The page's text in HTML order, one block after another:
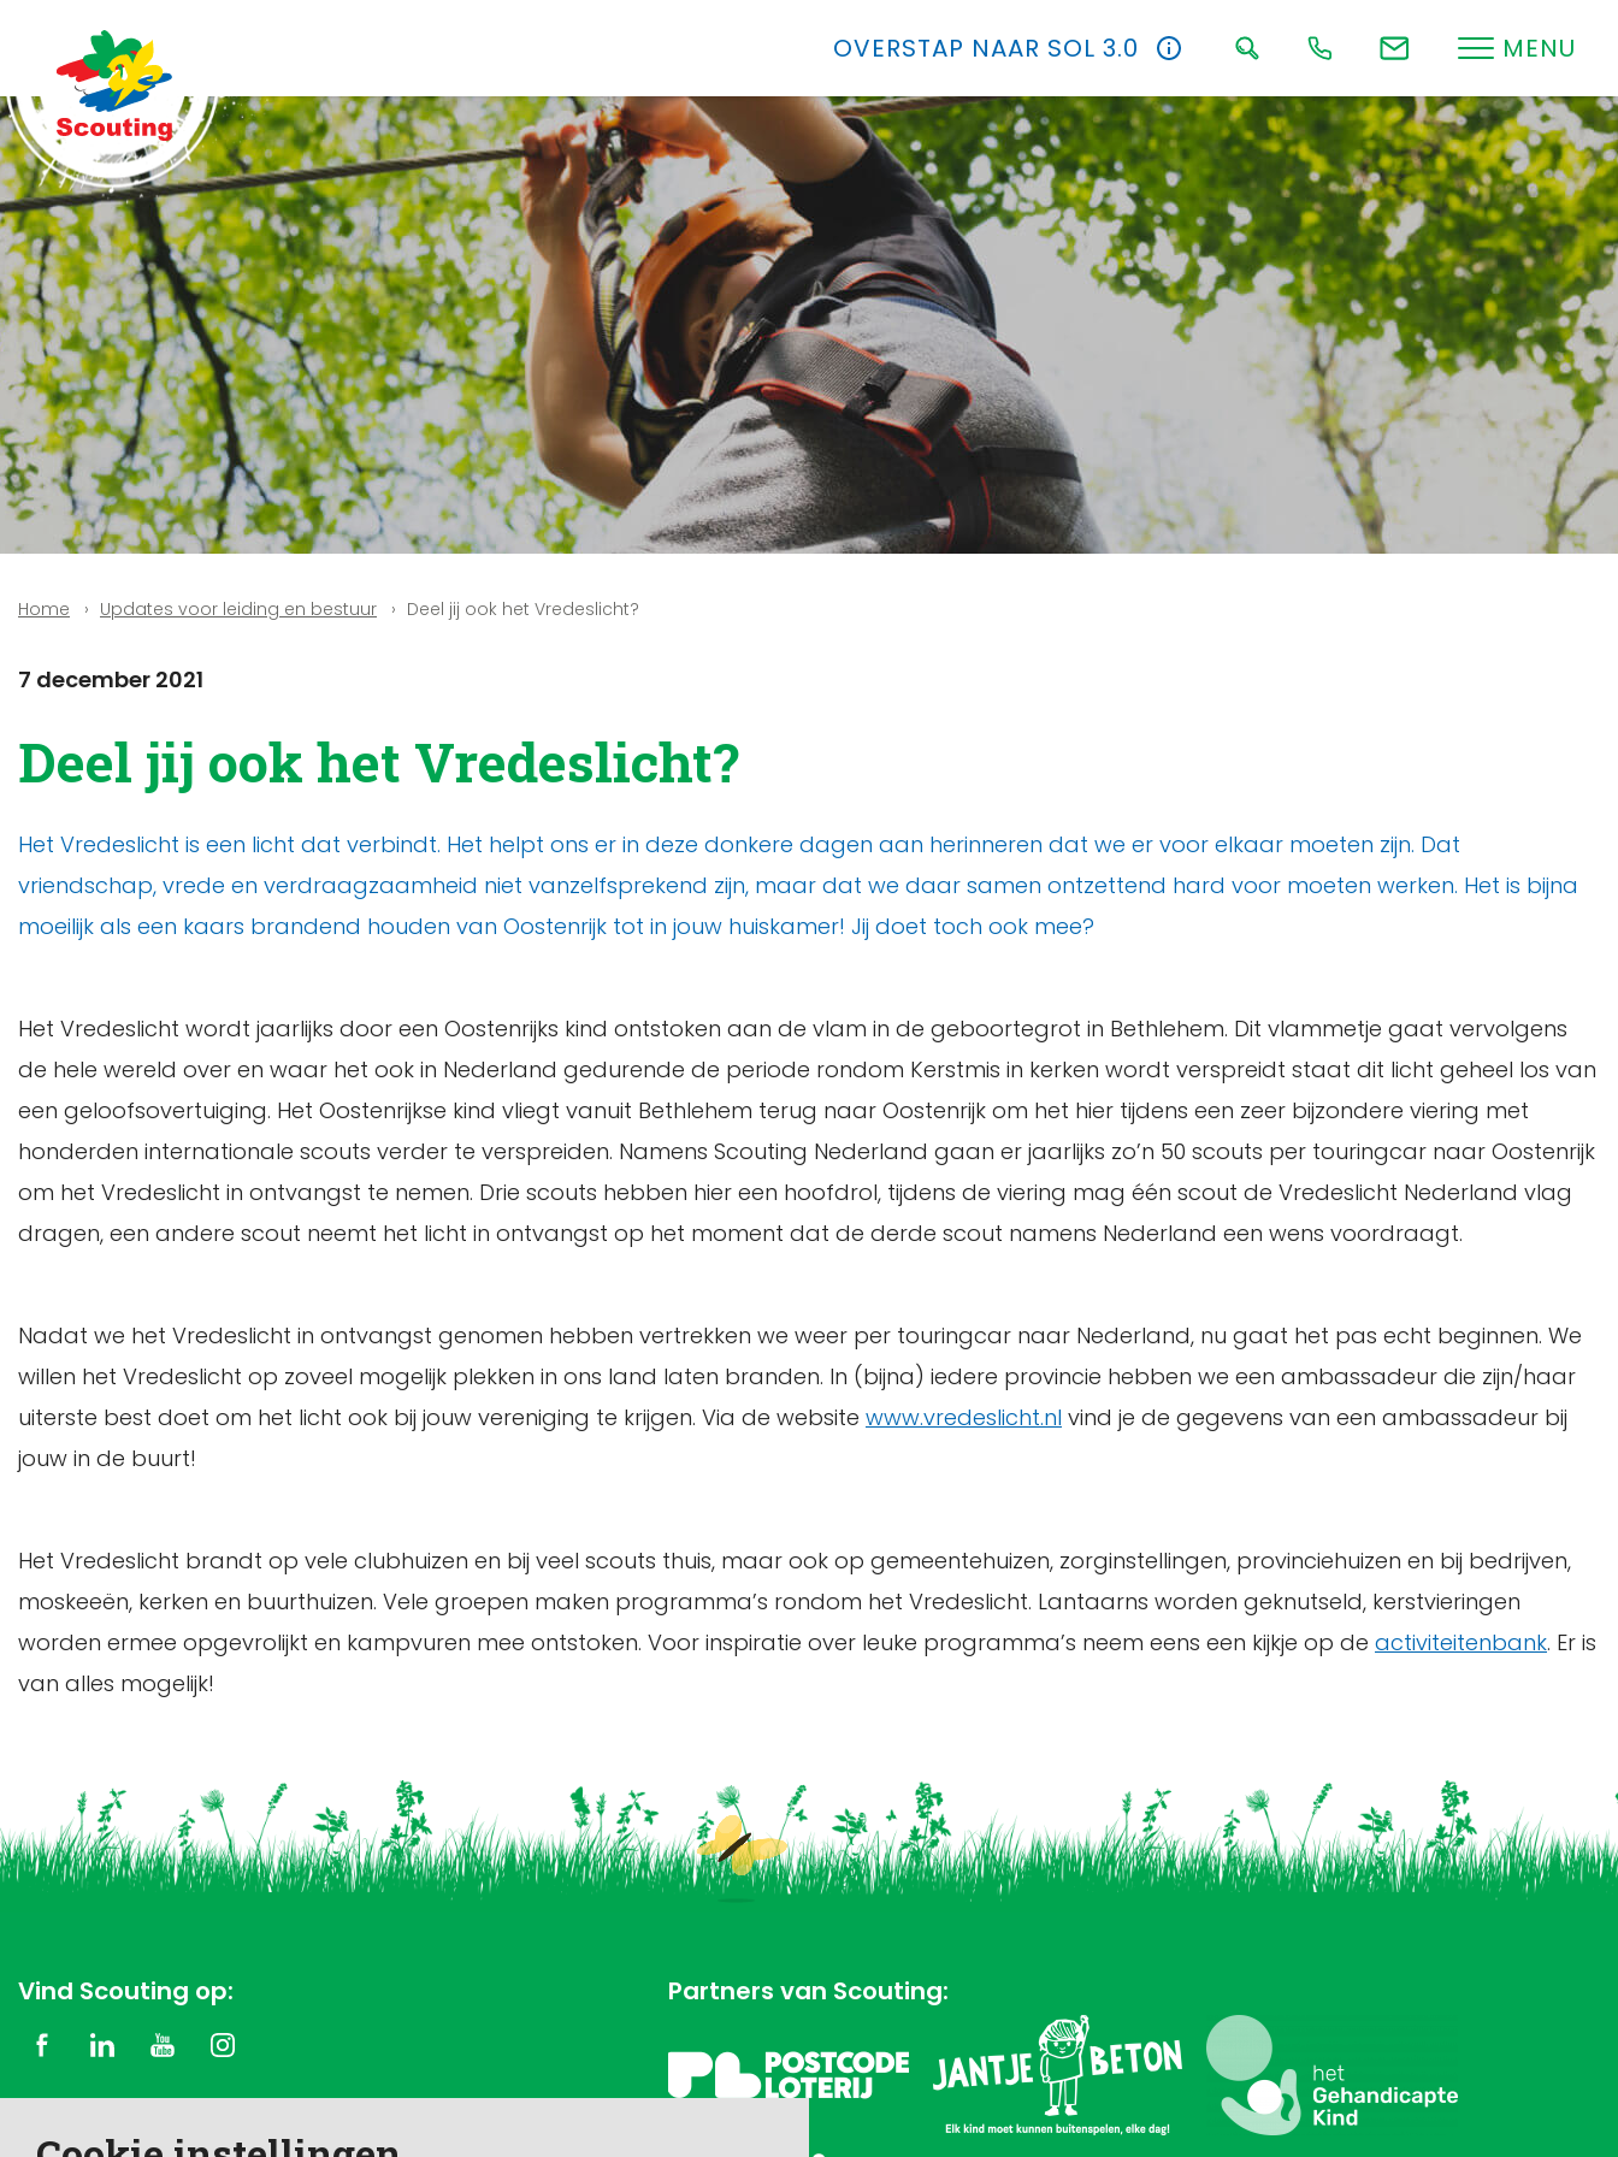
OVERSTAP NAAR SOL 3.0 MENU
Home Updates voor leiding en bestuur Deel jij ook het Vredeslicht?
7 december 2021
Deel jij ook het Vredeslicht?
Het Vredeslicht is een licht dat verbindt. Het helpt ons er in deze donkere dagen aan herinneren dat we er voor elkaar moeten zijn. Dat
vriendschap, vrede en verdraagzaamheid niet vanzelfsprekend zijn, maar dat we daar samen ontzettend hard voor moeten werken. Het is bijna
moeilijk als een kaars brandend houden van Oostenrijk tot in jouw huiskamer! Jij doet toch ook mee?
Het Vredeslicht wordt jaarlijks door een Oostenrijks kind ontstoken aan de vlam in de geboortegrot in Bethlehem. Dit vlammetje gaat vervolgens
de hele wereld over en waar het ook in Nederland gedurende de periode rondom Kerstmis in kerken wordt verspreidt staat dit licht geheel los van
een geloofsovertuiging. Het Oostenrijkse kind vliegt vanuit Bethlehem terug naar Oostenrijk om het hier tijdens een zeer bijzondere viering met
honderden internationale scouts verder te verspreiden. Namens Scouting Nederland gaan er jaarlijks zo’n 50 scouts per touringcar naar Oostenrijk
om het Vredeslicht in ontvangst te nemen. Drie scouts hebben hier een hoofdrol, tijdens de viering mag één scout de Vredeslicht Nederland vlag
dragen, een andere scout neemt het licht in ontvangst op het moment dat de derde scout namens Nederland een wens voordraagt.
Nadat we het Vredeslicht in ontvangst genomen hebben vertrekken we weer per touringcar naar Nederland, nu gaat het pas echt beginnen. We
willen het Vredeslicht op zoveel mogelijk plekken in ons land laten branden. In (bijna) iedere provincie hebben we een ambassadeur die zijn/haar
uiterste best doet om het licht ook bij jouw vereniging te krijgen. Via de website www.vredeslicht.nl vind je de gegevens van een ambassadeur bij
jouw in de buurt!
Het Vredeslicht brandt op vele clubhuizen en bij veel scouts thuis, maar ook op gemeentehuizen, zorginstellingen, provinciehuizen en bij bedrijven,
moskeeën, kerken en buurthuizen. Vele groepen maken programma’s rondom het Vredeslicht. Lantaarns worden geknutseld, kerstvieringen
worden ermee opgevrolijkt en kampvuren mee ontstoken. Voor inspiratie over leuke programma’s neem eens een kijkje op de activiteitenbank. Er is
van alles mogelijk!
Vind Scouting op: Partners van Scouting: